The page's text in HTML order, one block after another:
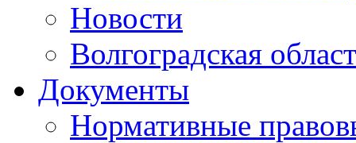
Новости
Волгоградская
Документы
Нормативные